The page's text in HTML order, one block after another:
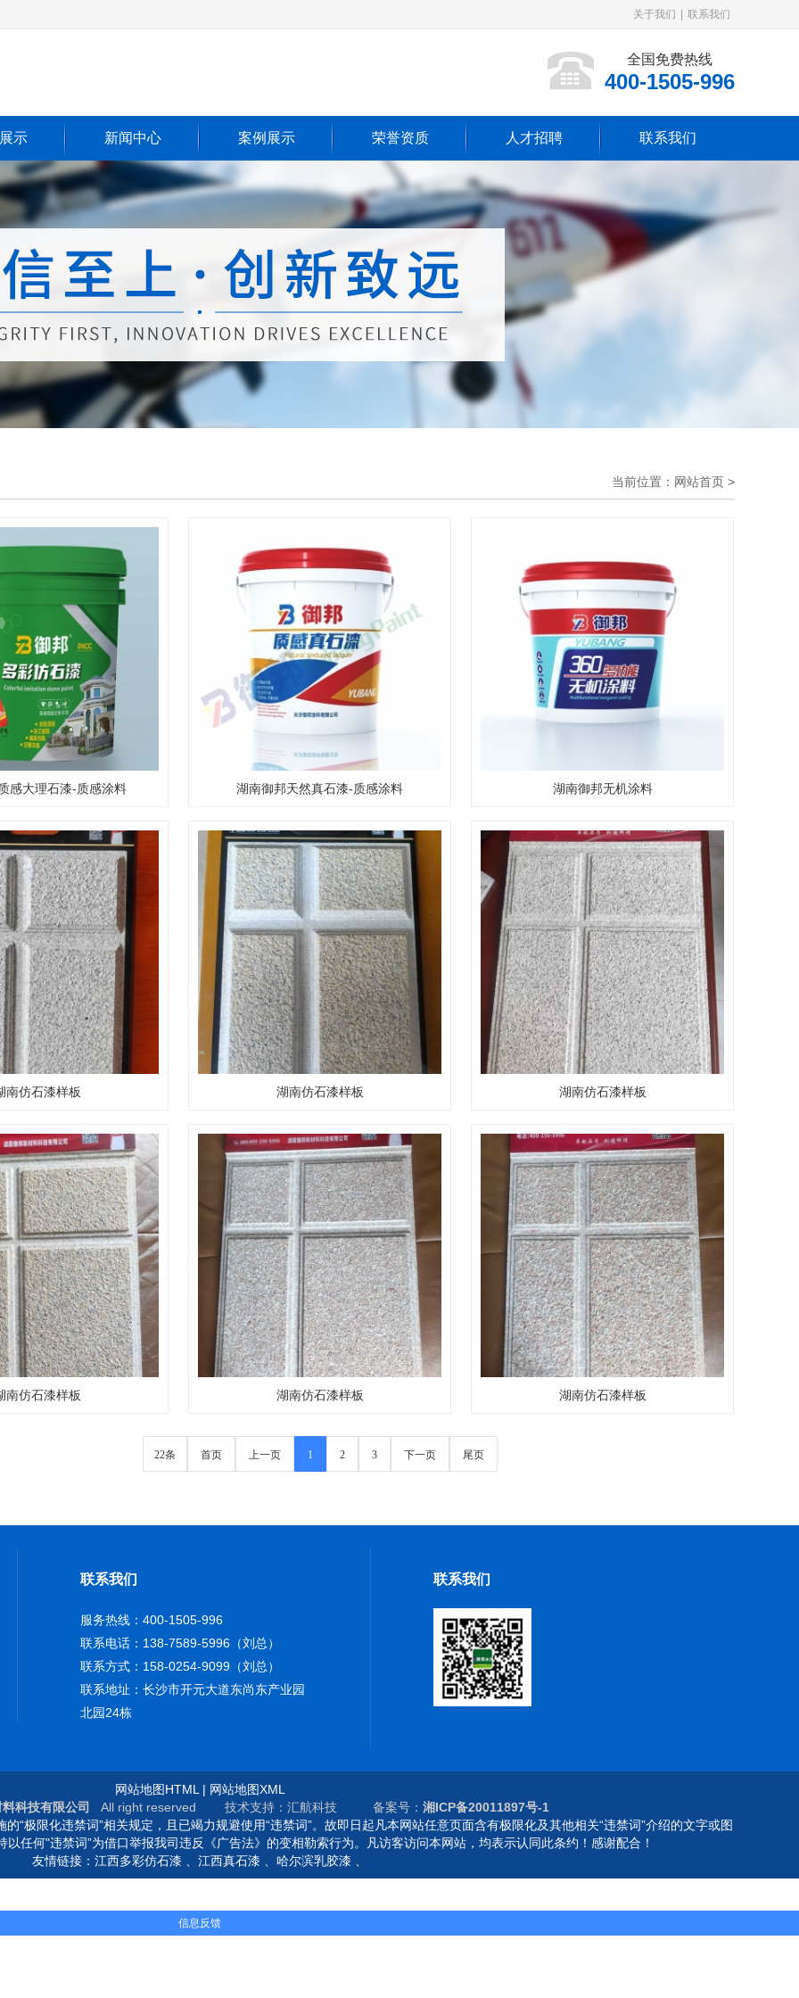
关于我们 联系我们
全国免费热线
400-1505-996
示 新闻中心 案例展示 荣誉资质 人才招聘 联系我们
当前位置： 网站首页 >
感大理石漆-质感涂料 湖南御邦天然真石漆-质感涂料 湖南御邦无机涂料
南仿石漆样板 湖南仿石漆样板 湖南仿石漆样板
南仿石漆样板 湖南仿石漆样板 湖南仿石漆样板
22条 首页 上一页 1 2 3 下一页 尾页
联系我们
服务热线：400-1505-996
联系电话：138-7589-5996（刘总）
联系方式：158-0254-9099（刘总）
联系地址：长沙市开元大道东尚东产业园
北园24栋
联系我们
网站地图HTML | 网站地图XML
科技有限公司
All right reserved 技术支持：汇航科技 备案号： 湘ICP备20011897号-1
“极限化违禁词”相关规定，且已竭力规避使用“违禁词”。故即日起凡本网站任意页面含有极限化及其他相关“违禁词”介绍的文字或图
任何"违禁词”为借口举报我司违反《广告法》的变相勒索行为。凡访客访问本网站，均表示认同此条约！感谢配合！
友情链接： 江西多彩仿石漆 江西真石漆 哈尔滨乳胶漆
信息反馈